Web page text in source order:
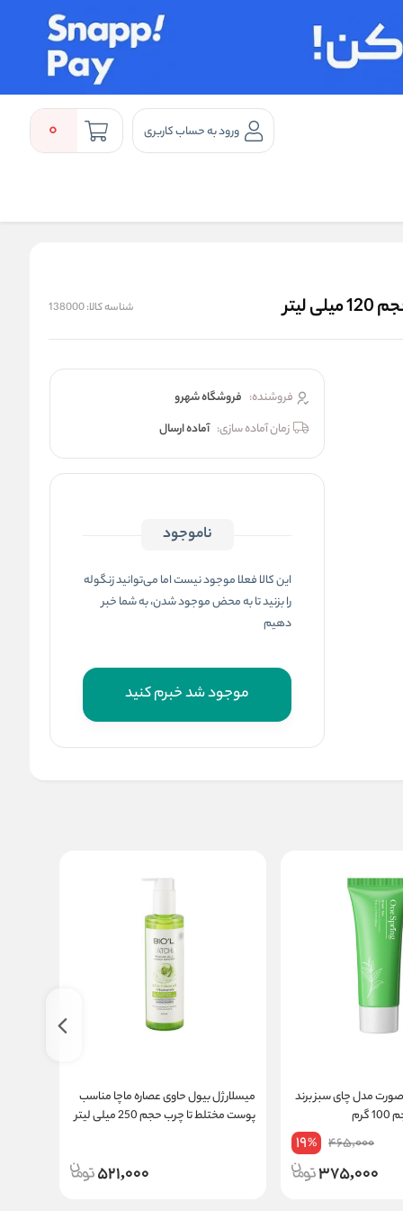
ورود به حساب کاربری 0
شناسه کالا:138000
فروشنده: فروشگاه شهرو
زمان آماده سازی: آماده ارسال
ناموجود
این کالا فعلا موجود نیست اما می‌توانید زنگوله
را بزنید تا به محض موجود شدن، به شما خبر
دهیم
موجود شد خبرم کنید
مدل چای سبز برند
465,000
19%
375,000
میسلار ژل بیول حاوی عصاره ماچا مناسب
پوست مختلط تا چرب حجم 250 میلی لیتر
521,000